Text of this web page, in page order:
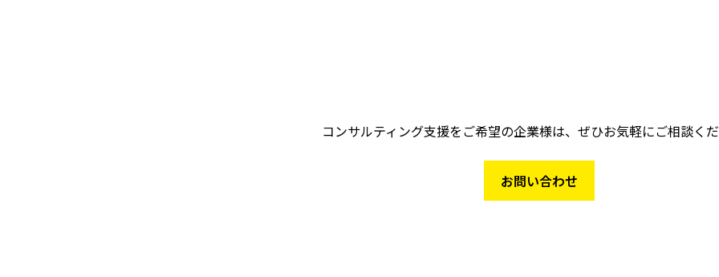
コンサルティング支援をご希望の企業様は、ぜひお気軽にご相談く
お問い合わせ